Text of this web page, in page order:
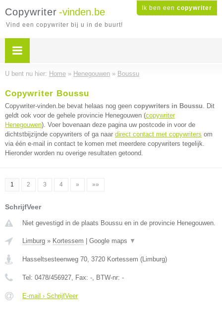
Ik ben een copywriter
Copywriter -vinden.be
Vind een copywriter bij u in de buurt!
U bent nu hier: Home » Henegouwen » Boussu
Copywriter Boussu
Copywriter-vinden.be bevat helaas nog geen copywriters in Boussu. Dit
geldt ook voor de gehele provincie Henegouwen (copywriter
Henegouwen). Voer bovenaan deze pagina uw postcode in voor de
dichtstbijzijnde copywriters of ga naar direct contact met copywriters om
via één e-mail in contact te komen met meerdere copywriters tegelijk.
Hieronder worden nu overige resultaten getoond.
1 2 3 4 » »»
SchrijfVeer
Niet gevestigd in de plaats Boussu en in de provincie Henegouwen.
Limburg » Kortessem Google maps ▼
Hasseltsesteenweg 70, 3720 Kortessem (Limburg)
Tel: 0478/456927, Fax: -, BTW-nr: -
E-mail › SchrijfVeer